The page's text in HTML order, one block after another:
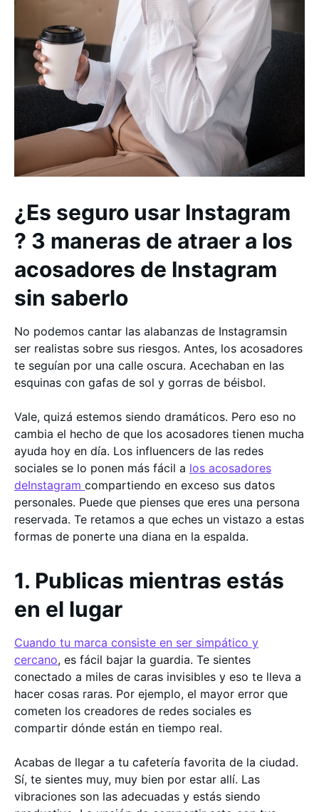
¿Es seguro usar Instagram
? 3 maneras de atraer a los
acosadores de Instagram
sin saberlo
No podemos cantar las alabanzas de Instagramsin
ser realistas sobre sus riesgos. Antes, los acosadores
te seguían por una calle oscura. Acechaban en las
esquinas con gafas de sol y gorras de béisbol.
Vale, quizá estemos siendo dramáticos. Pero eso no
cambia el hecho de que los acosadores tienen mucha
ayuda hoy en día. Los influencers de las redes
sociales se lo ponen más fácil a los acosadores
deInstagram compartiendo en exceso sus datos
personales. Puede que pienses que eres una persona
reservada. Te retamos a que eches un vistazo a estas
formas de ponerte una diana en la espalda.
1. Publicas mientras estás
en el lugar
Cuando tu marca consiste en ser simpático y
cercano, es fácil bajar la guardia. Te sientes
conectado a miles de caras invisibles y eso te lleva a
hacer cosas raras. Por ejemplo, el mayor error que
cometen los creadores de redes sociales es
compartir dónde están en tiempo real.
Acabas de llegar a tu cafetería favorita de la ciudad.
Sí, te sientes muy, muy bien por estar allí. Las
vibraciones son las adecuadas y estás siendo